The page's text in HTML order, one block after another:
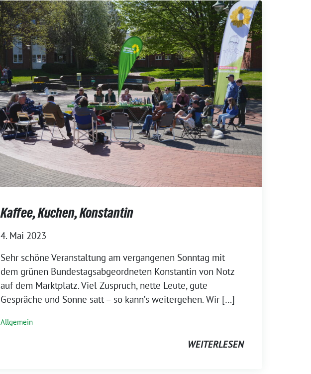
Kaffee, Kuchen, Konstantin
4. Mai 2023
Sehr schöne Veranstaltung am vergangenen Sonntag mit
dem grünen Bundestagsabgeordneten Konstantin von Notz
auf dem Marktplatz. Viel Zuspruch, nette Leute, gute
Gespräche und Sonne satt – so kann’s weitergehen. Wir […]
Allgemein
WEITERLESEN